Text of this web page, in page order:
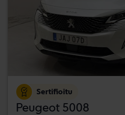
Sertifioitu
Peugeot 5008